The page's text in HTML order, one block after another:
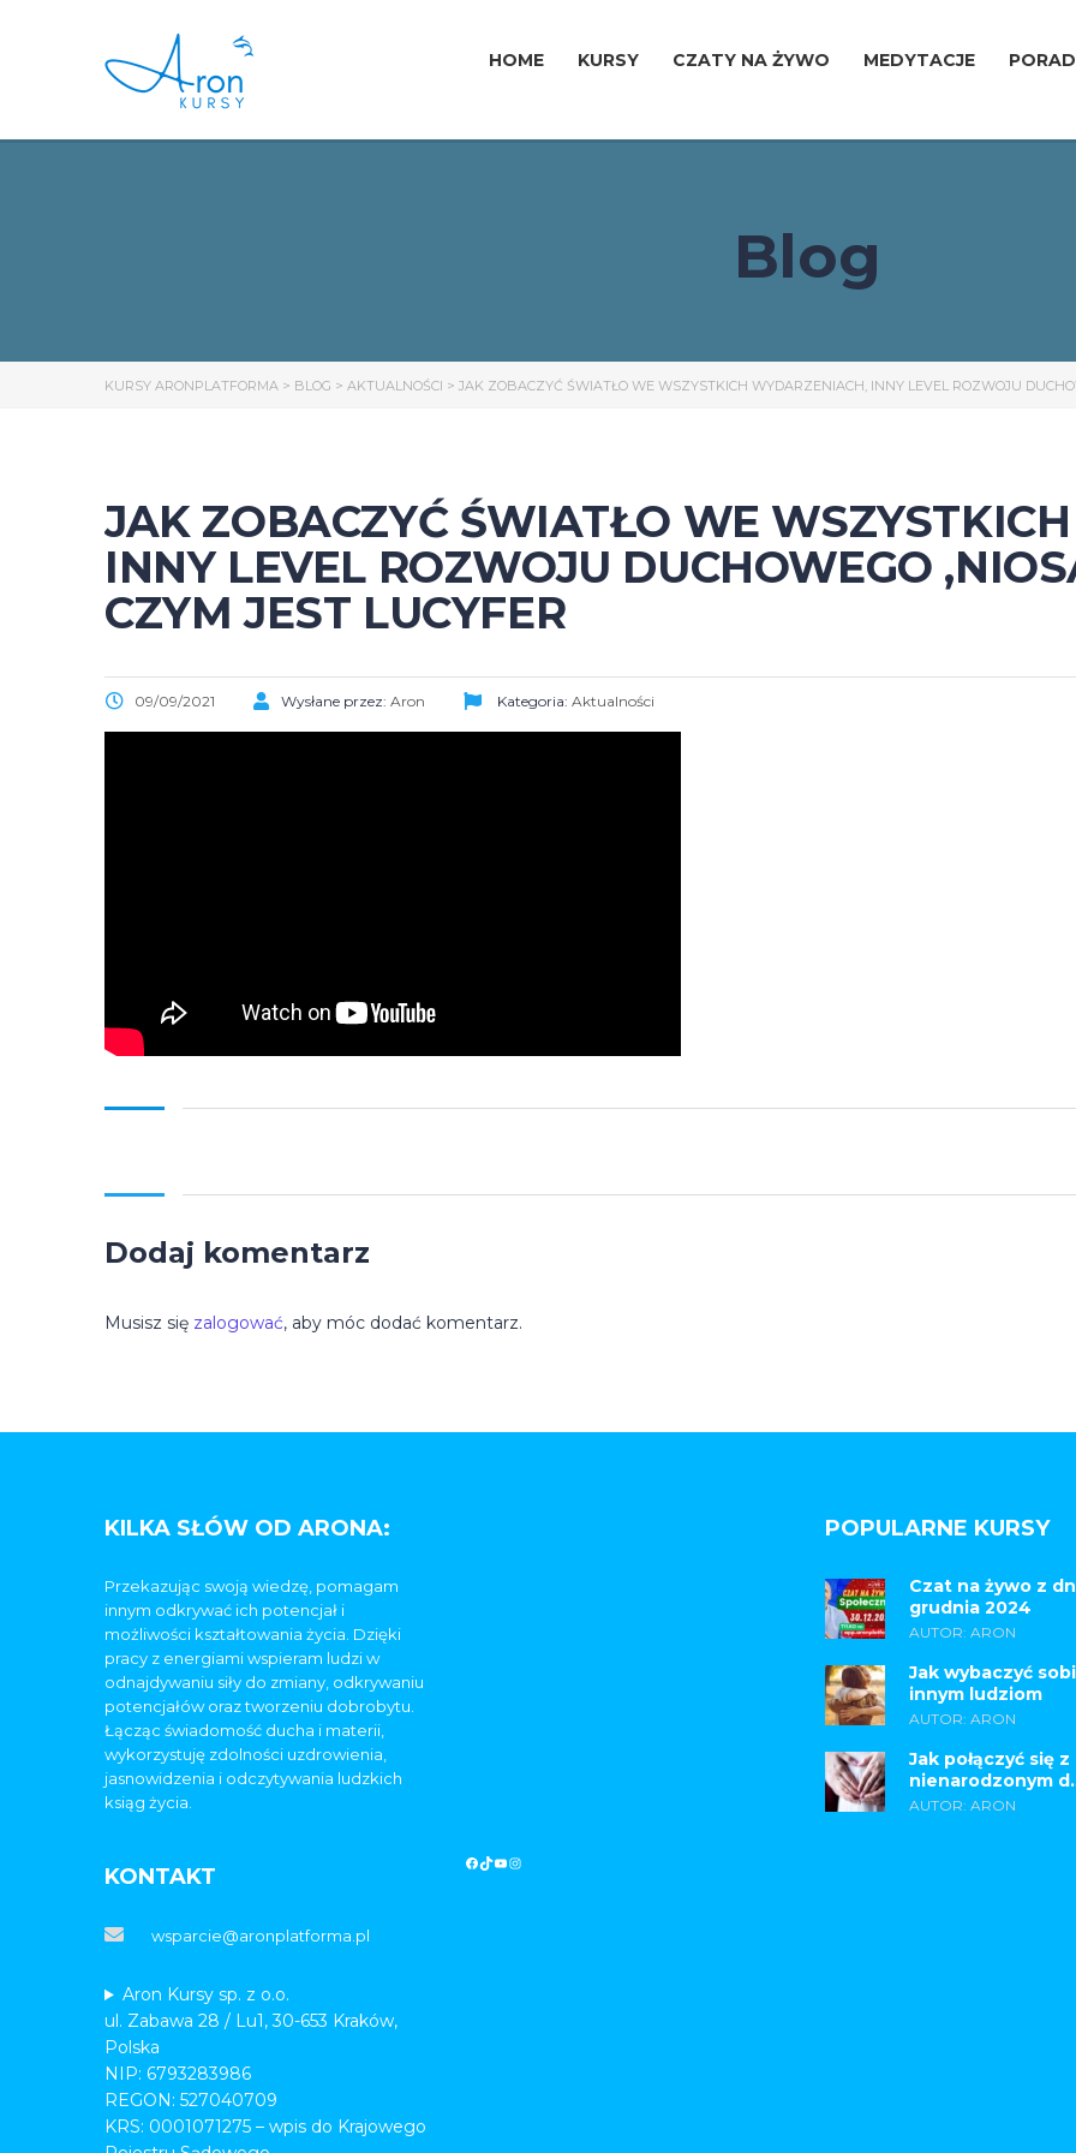
HOME KURSY CZATY NA ŻYWO MEDYTACJE
Blog
KURSY ARONPLATFORMA > BLOG > AKTUALNOŚCI > JAK ZOBACZYĆ ŚWIATŁO WE WSZYSTKICH WYDARZENIACH, INNY LEVEL ROZWOJU
JAK ZOBACZYĆ ŚWIATŁO WE
INNY LEVEL ROZWOJU DUCHOWEGO
CZYM JEST LUCYFER
09/09/2021 Wysłane przez: Aron Kategoria: Aktualności
Dodaj komentarz
Musisz się zalogować, aby móc dodać komentarz.
KILKA SŁÓW OD ARONA:
Przekazując swoją wiedzę, pomagam
innym odkrywać ich potencjał i
możliwości kształtowania życia. Dzięki
pracy z energiami wspieram ludzi w
odnajdywaniu siły do zmiany, odkrywaniu
potencjałów oraz tworzeniu dobrobytu.
Łącząc świadomość ducha i materii,
wykorzystuję zdolności uzdrowienia,
jasnowidzenia i odczytywania ludzkich
ksiąg życia.
POPULARNE KURSY
Czat na żywo z
grudnia 2024
AUTOR: ARON
Jak wybaczyć
innym ludziom
AUTOR: ARON
Jak połączyć się z
nienarodzonym
AUTOR: ARON
KONTAKT
wsparcie@aronplatforma.pl
Aron Kursy sp. z o.o.
ul. Zabawa 28 / Lu1, 30-653 Kraków,
Polska
NIP: 6793283986
REGON: 527040709
KRS: 0001071275 – wpis do Krajowego